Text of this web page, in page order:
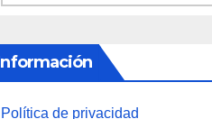
Sobre la AAPET